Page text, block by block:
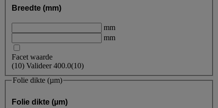
Breedte (mm)
mm
mm
Facet waarde
(10) Valideer400.0(10)
Folie dikte (µm)
Folie dikte (µm)